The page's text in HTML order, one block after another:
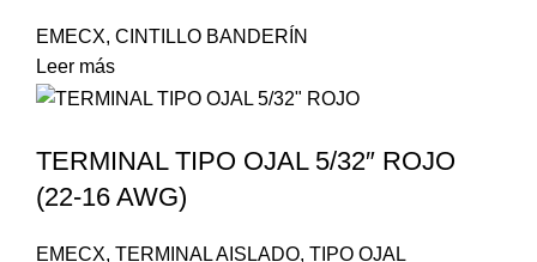
EMECX, CINTILLO BANDERÍN
Leer más
TERMINAL TIPO OJAL 5/32″ ROJO
(22-16 AWG)
EMECX, TERMINAL AISLADO, TIPO OJAL